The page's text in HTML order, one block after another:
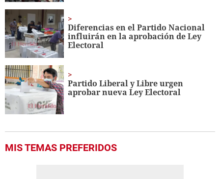
Diferencias en el Partido Nacional
influirán en la aprobación de Ley
Electoral
Partido Liberal y Libre urgen
aprobar nueva Ley Electoral
MIS TEMAS PREFERIDOS